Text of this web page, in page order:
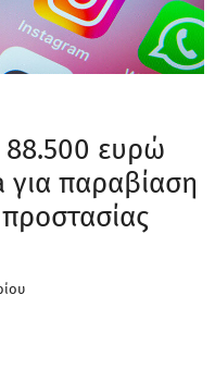
88.500 ευρώ
παραβίαση